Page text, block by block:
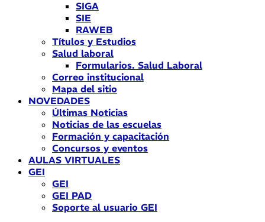
SIGA
SIE
RAWEB
Títulos y Estudios
Salud laboral
Formularios. Salud Laboral
Correo institucional
Mapa del sitio
NOVEDADES
Últimas Noticias
Noticias de las escuelas
Formación y capacitación
Concursos y eventos
AULAS VIRTUALES
GEI
GEI
GEI PAD
Soporte al usuario GEI